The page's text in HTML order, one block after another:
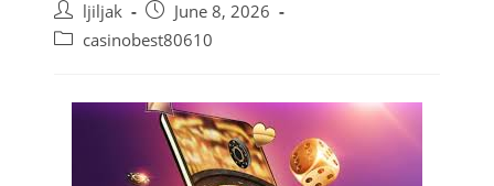
ljiljak
June 8, 2026
casinobest80610